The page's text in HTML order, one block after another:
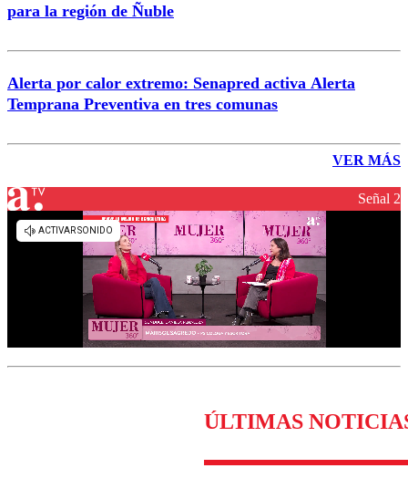
para la región de Ñuble
Alerta por calor extremo: Senapred activa Alerta
Temprana Preventiva en tres comunas
VER MÁS
Señal 2
ÚLTIMAS